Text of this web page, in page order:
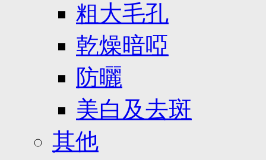
粗大毛孔
乾燥暗啞
防曬
美白及去斑
其他